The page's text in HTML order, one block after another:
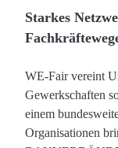
Starkes
WE-Fair vereint
Gewerkschaften
einem
Organisationen